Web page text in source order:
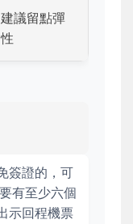
建議留點彈
性
簽證的，可
有至少六個
示回程機票